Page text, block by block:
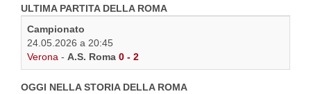
ULTIMA PARTITA DELLA ROMA
Campionato
24.05.2026 a 20:45
Verona - A.S. Roma 0 - 2
OGGI NELLA STORIA DELLA ROMA